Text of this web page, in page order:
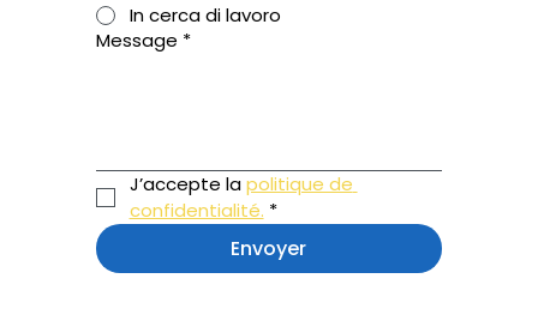
In cerca di lavoro
Message *
J’accepte la politique de
confidentialité. *
Envoyer